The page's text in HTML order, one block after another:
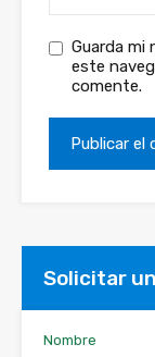
Guarda mi
este
comente.
Solicitar
Nombre